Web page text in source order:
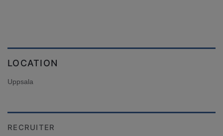
LOCATION
Uppsala
RECRUITER